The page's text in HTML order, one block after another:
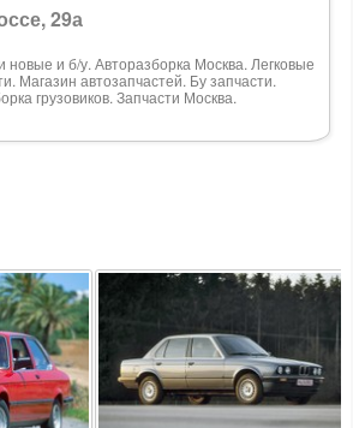
29а
новые и б/у. Авторазборка Москва. Легковые
Магазин автозапчастей. Бу запчасти.
грузовиков. Запчасти Москва.